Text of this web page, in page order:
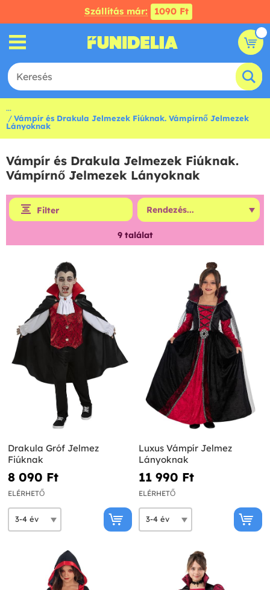
Szállítás már: 1090 Ft
...
Vámpír és Drakula Jelmezek Fiúknak. Vámpírnő Jelmezek
Lányoknak
Vámpír és Drakula Jelmezek Fiúknak.
Vámpírnő Jelmezek Lányoknak
Filter
9találat
Drakula Gróf Jelmez
Fiúknak
8 090 Ft‎
ELÉRHETŐ
Luxus Vámpír Jelmez
Lányoknak
11 990 Ft‎
ELÉRHETŐ